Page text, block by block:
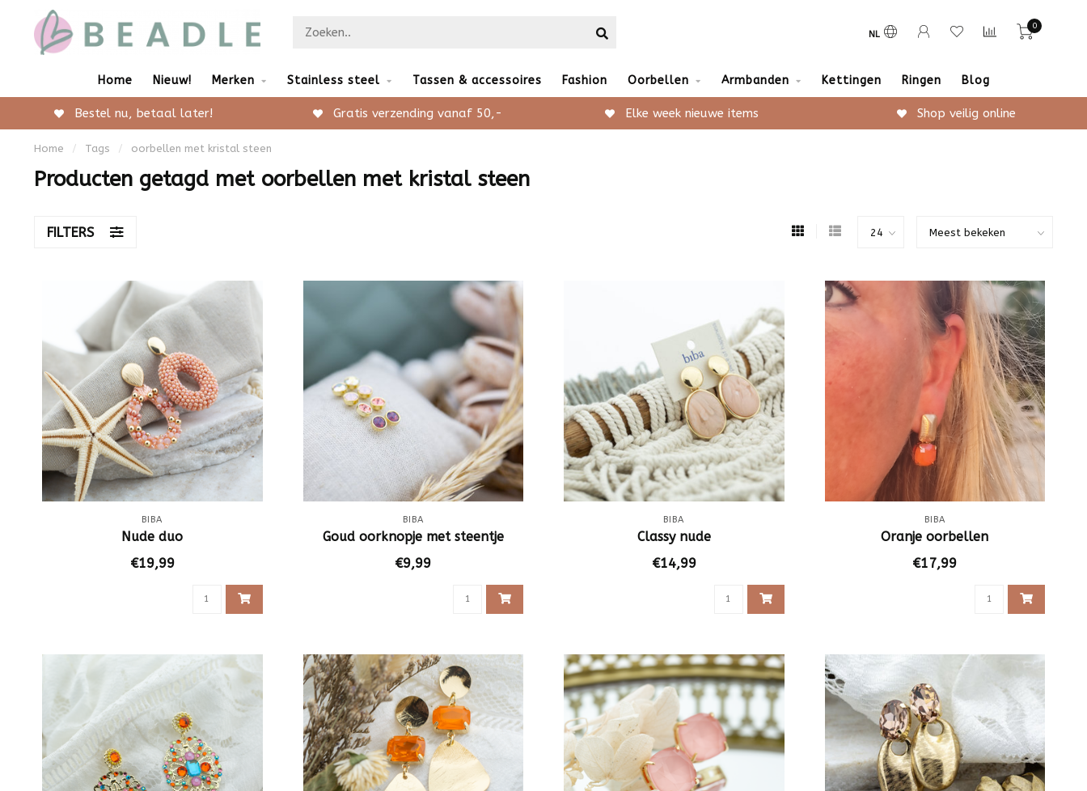
NL
0
Home Nieuw! Merken Stainless steel Tassen & accessoires Fashion Oorbellen Armbanden Kettingen Ringen Blog
Bestel nu, betaal later! Gratis verzending vanaf 50,- Elke week nieuwe items Shop veilig online
Home / Tags / oorbellen met kristal steen
Producten getagd met oorbellen met kristal steen
FILTERS
BIBA
Nude duo
€19,99
BIBA
Goud oorknopje met steentje
€9,99
BIBA
Classy nude
€14,99
BIBA
Oranje oorbellen
€17,99